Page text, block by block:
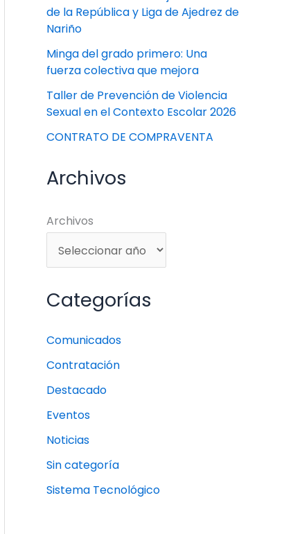
de la República y Liga de Ajedrez de
Nariño
Minga del grado primero: Una
fuerza colectiva que mejora
Taller de Prevención de Violencia
Sexual en el Contexto Escolar 2026
CONTRATO DE COMPRAVENTA
Archivos
Archivos
Categorías
Comunicados
Contratación
Destacado
Eventos
Noticias
Sin categoría
Sistema Tecnológico